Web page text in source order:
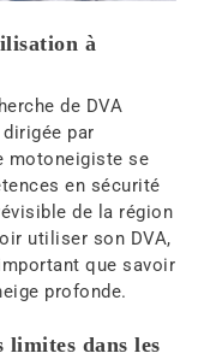
à
de DVA
dirigée par
motoneigiste se
en sécurité
de la région
utiliser son DVA,
que savoir
profonde.
limites dans les